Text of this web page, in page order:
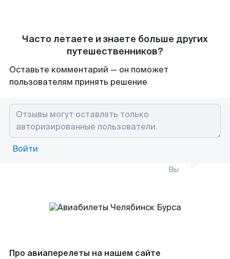
Часто летаете и знаете больше других
путешественников?
Оставьте комментарий — он поможет
пользователям принять решение
Войти
Вы
Про авиаперелеты на нашем сайте